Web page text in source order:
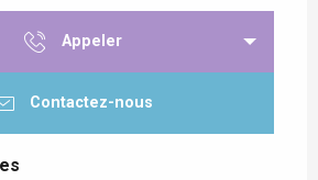
Appeler
Contactez-nous